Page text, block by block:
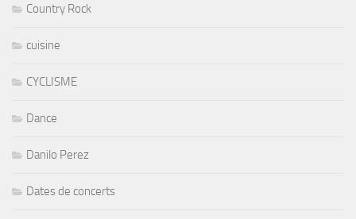
Country Rock
cuisine
CYCLISME
Dance
Danilo Perez
Dates de concerts